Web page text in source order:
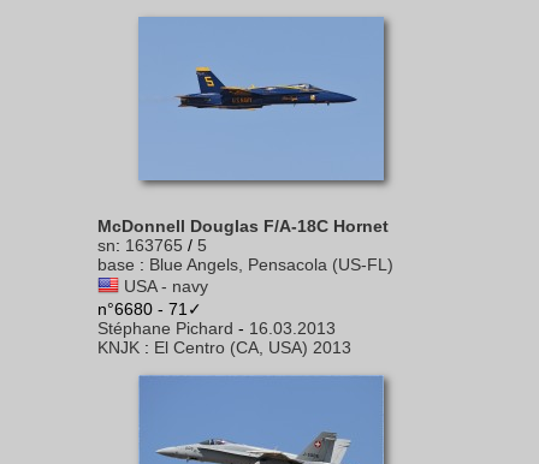
McDonnell Douglas F/A-18C Hornet
sn: 163765 / 5
base : Blue Angels, Pensacola (US-FL)
USA - navy
n°6680 - 71✓
Stéphane Pichard - 16.03.2013
KNJK : El Centro (CA, USA) 2013